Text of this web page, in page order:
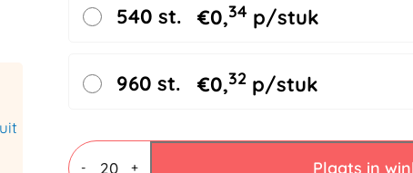
540 st. €0,34 p/stuk
960 st. €0,32 p/stuk
-
Vouwdozen
7
+ Plaats in